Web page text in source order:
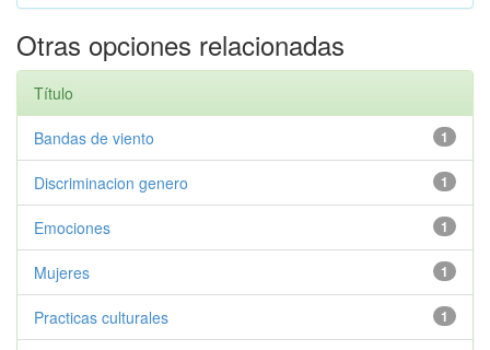
Otras opciones relacionadas
Título
1
Bandas de viento
1
Discriminacion genero
1
Emociones
1
Mujeres
1
Practicas culturales